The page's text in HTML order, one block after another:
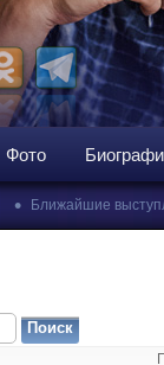
Фото
• Ближайшие